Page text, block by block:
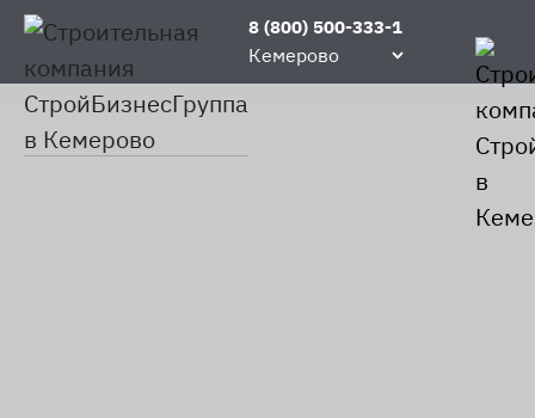
8 (800) 500-333-1
Кемерово